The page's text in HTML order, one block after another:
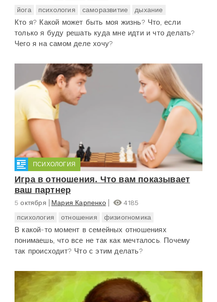
йога
психология саморазвитие дыхание
Кто я? Какой может быть моя жизнь? Что, если
только я буду решать куда мне идти и что делать?
Чего я на самом деле хочу?
ПСИХОЛОГИЯ
Игра в отношения. Что вам показывает
ваш партнер
5 октября Мария Карпенко
4185
психология
отношения физиогномика
В какой-то момент в семейных отношениях
понимаешь, что все не так как мечталось. Почему
так происходит? Что с этим делать?